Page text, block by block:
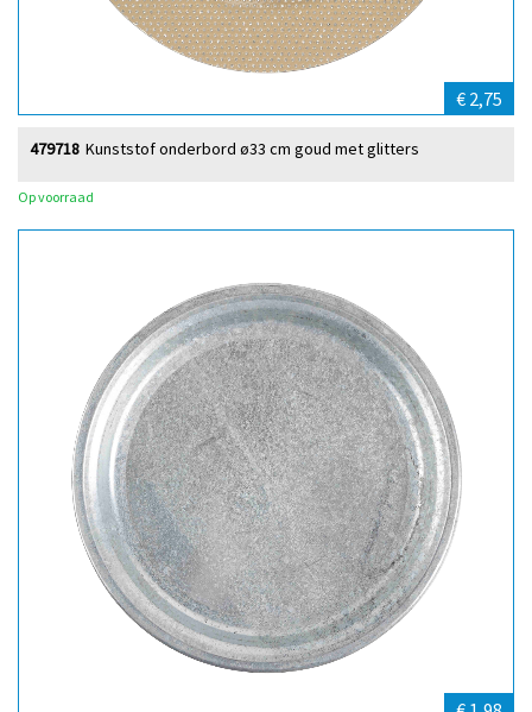
€ 2,75
Kunststof onderbord ø33 cm goud met glitters
479718
Op voorraad